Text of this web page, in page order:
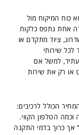
כוח המיקוח מול
אחת נתפס כלקוח
ציוד מתקדם או
שירותי
למשל אם
או רק את שירות
הכולל לרכיבים:
הטלפון הקווי.
אך כרוך בדמי התקנה